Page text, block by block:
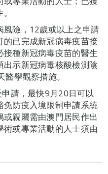
險，12歲或以上之申請
的已完成新冠病毒疫苗接
種新冠病毒疫苗的醫生
示新冠病毒核酸檢測陰
學觀察措施。
請，最快9月20日可以
免防疫入境限制申請系統
親屬需由澳門居民作出
或專業活動的人士須由